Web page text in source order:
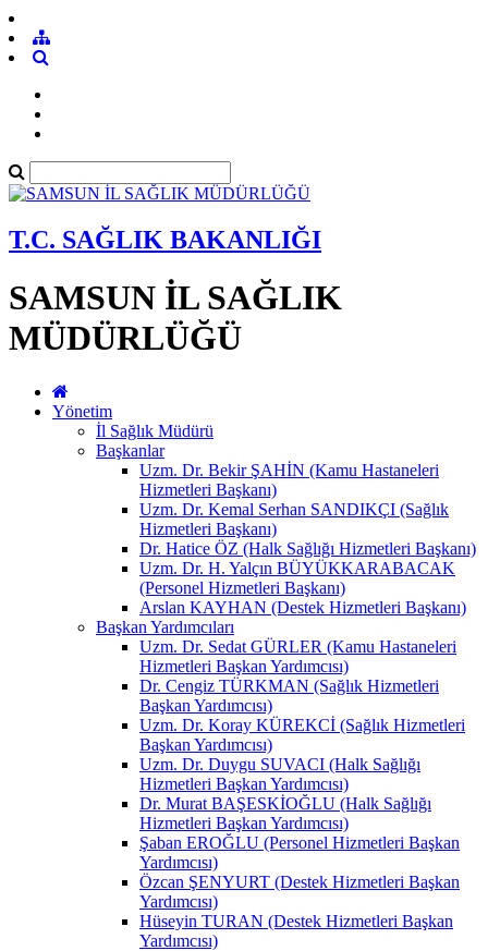
T.C. SAĞLIK BAKANLIĞI
SAMSUN İL SAĞLIK
MÜDÜRLÜĞÜ
Yönetim
İl Sağlık Müdürü
Başkanlar
Uzm. Dr. Bekir ŞAHİN (Kamu Hastaneleri
Hizmetleri Başkanı)
Uzm. Dr. Kemal Serhan SANDIKÇI (Sağlık
Hizmetleri Başkanı)
Dr. Hatice ÖZ (Halk Sağlığı Hizmetleri Başkanı)
Uzm. Dr. H. Yalçın BÜYÜKKARABACAK
(Personel Hizmetleri Başkanı)
Arslan KAYHAN (Destek Hizmetleri Başkanı)
Başkan Yardımcıları
Uzm. Dr. Sedat GÜRLER (Kamu Hastaneleri
Hizmetleri Başkan Yardımcısı)
Dr. Cengiz TÜRKMAN (Sağlık Hizmetleri
Başkan Yardımcısı)
Uzm. Dr. Koray KÜREKCİ (Sağlık Hizmetleri
Başkan Yardımcısı)
Uzm. Dr. Duygu SUVACI (Halk Sağlığı
Hizmetleri Başkan Yardımcısı)
Dr. Murat BAŞESKİOĞLU (Halk Sağlığı
Hizmetleri Başkan Yardımcısı)
Şaban EROĞLU (Personel Hizmetleri Başkan
Yardımcısı)
Özcan ŞENYURT (Destek Hizmetleri Başkan
Yardımcısı)
Hüseyin TURAN (Destek Hizmetleri Başkan
Yardımcısı)